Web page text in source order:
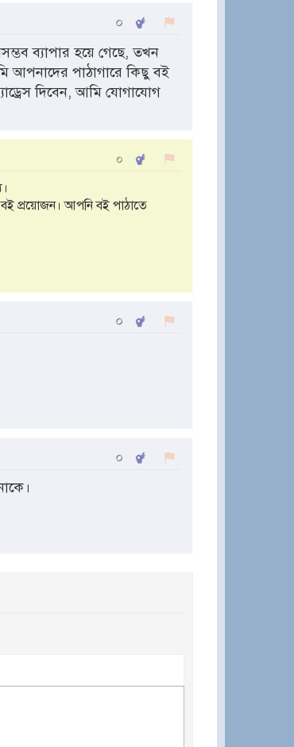
০
ব্যাপার হয়ে গেছে, তখন
আপনাদের পাঠাগারে কিছু বই
দিবেন, আমি যোগাযোগ
০
বই প্রয়োজন। আপনি বই পাঠাতে
০
০